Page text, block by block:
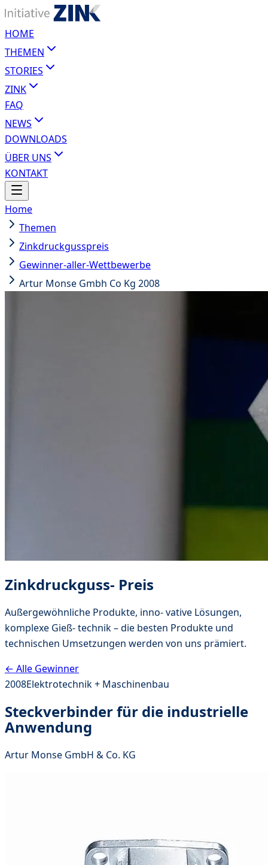
HOME
THEMEN
STORIES
ZINK
FAQ
NEWS
DOWNLOADS
ÜBER UNS
KONTAKT
Home
Themen
Zinkdruckgusspreis
Gewinner-aller-Wettbewerbe
Artur Monse Gmbh Co Kg 2008
Zinkdruckguss- Preis
Außergewöhnliche Produkte, inno- vative Lösungen,
komplexe Gieß- technik – die besten Produkte und
technischen Umsetzungen werden von uns prämiert.
← Alle Gewinner
2008Elektrotechnik + Maschinenbau
Steckverbinder für die industrielle
Anwendung
Artur Monse GmbH & Co. KG